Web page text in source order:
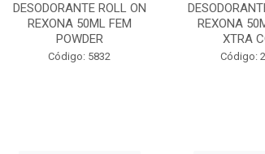
DESODORANTE ROLL ON
REXONA 50ML FEM
POWDER
Código: 5832
REXONA
XTRA
Código: